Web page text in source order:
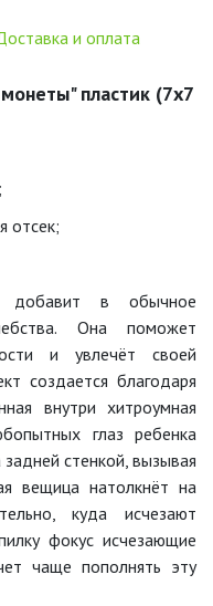
и оплата
пластик (7х7
отсек;
добавит в обычное
Она поможет
и увлечёт своей
создается благодаря
внутри хитроумная
глаз ребенка
стенкой, вызывая
вещица натолкнёт на
куда исчезают
фокус исчезающие
чаще пополнять эту